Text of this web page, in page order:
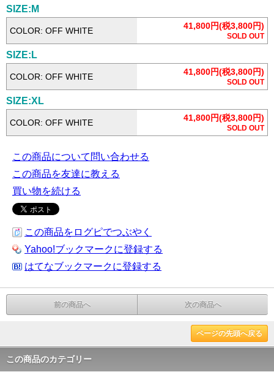
SIZE:M
COLOR: OFF WHITE 41,800円(税3,800円)
SOLD OUT
SIZE:L
COLOR: OFF WHITE 41,800円(税3,800円)
SOLD OUT
SIZE:XL
COLOR: OFF WHITE 41,800円(税3,800円)
SOLD OUT
この商品について問い合わせる
この商品を友達に教える
買い物を続ける
この商品をログピでつぶやく
Yahoo!ブックマークに登録する
はてなブックマークに登録する
前の商品へ 次の商品へ
ページの先頭へ戻る
この商品のカテゴリー